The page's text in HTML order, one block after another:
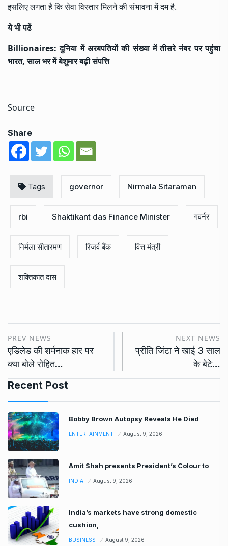
इसलिए लगता है कि सेवा विस्तार मिलने की संभावना में दम है.
ये भी पढें
Billionaires: दुनिया में अरबपतियों की संख्या में तीसरे नंबर पर पहुंचा
भारत, साल भर में बेशुमार बढ़ी संपत्ति
Source
Share
Tags governor Nirmala Sitaraman
rbi Shaktikant das Finance Minister गवर्नर
निर्मला सीतारमण रिजर्व बैंक वित्त मंत्री
शक्तिकांत दास
PREV NEWS
एडिलेड की शर्मनाक हार पर
क्या बोले रोहित…
NEXT NEWS
प्रीति जिंटा ने खाई 3 साल
के बेटे…
Recent Post
Bobby Brown Autopsy Reveals He Died
ENTERTAINMENT August 9, 2026
Amit Shah presents President’s Colour to
INDIA August 9, 2026
India’s markets have strong domestic
cushion,
BUSINESS August 9, 2026